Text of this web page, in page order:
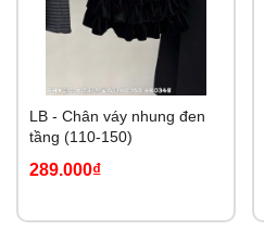
LB - Chân váy nhung đen
tầng (110-150)
289.000₫